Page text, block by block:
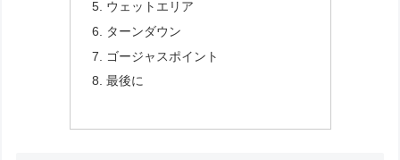
ウェットエリア
ターンダウン
ゴージャスポイント
最後に